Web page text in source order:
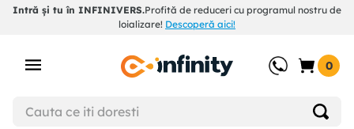
Intră și tu în INFINIVERS.Profită de reduceri cu programul nostru de
loializare! Descoperă aici!
0